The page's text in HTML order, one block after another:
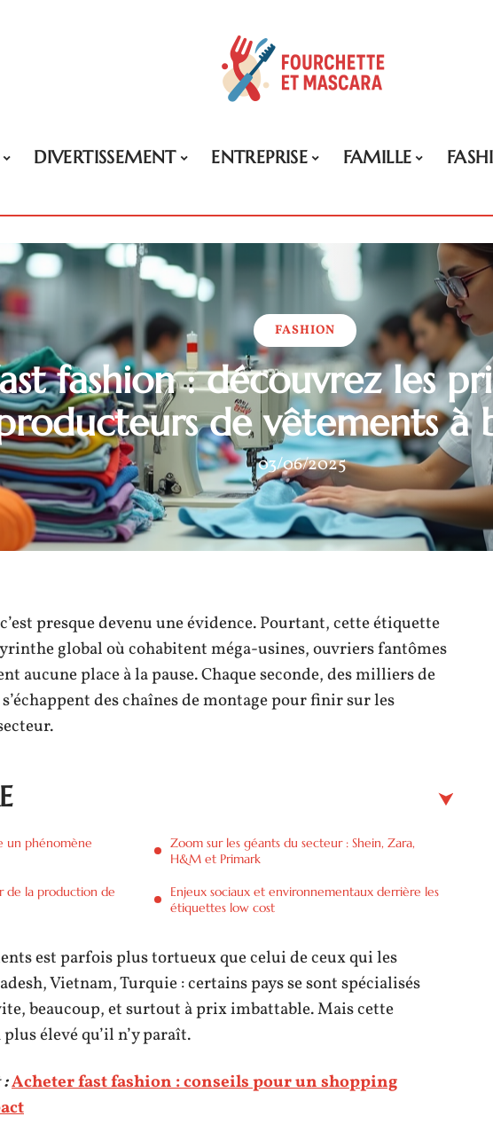
DIVERTISSEMENT ENTREPRISE FAMILLE
FASHION
fashion : découvrez les
de vêtements à
03/06/2025
presque devenu une évidence. Pourtant, cette étiquette
global où cohabitent méga-usines, ouvriers fantômes
aucune place à la pause. Chaque seconde, des milliers de
des chaînes de montage pour finir sur les
un phénomène
de la production de
Zoom sur les géants du secteur : Shein, Zara,
H&M et Primark
Enjeux sociaux et environnementaux derrière les
étiquettes low cost
est parfois plus tortueux que celui de ceux qui les
Vietnam, Turquie : certains pays se sont spécialisés
beaucoup, et surtout à prix imbattable. Mais cette
élevé qu’il n’y paraît.
Acheter fast fashion : conseils pour un shopping